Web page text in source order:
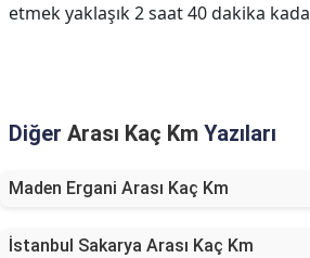
etmek yaklaşık 2 saat 40 dakika
Diğer Arası Kaç Km Yazıları
Maden Ergani Arası Kaç Km
İstanbul Sakarya Arası Kaç Km